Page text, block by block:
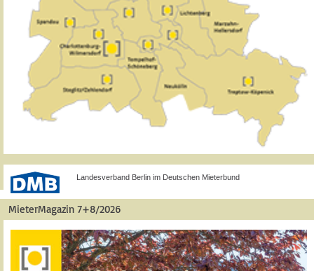
Landesverband Berlin im Deutschen Mieterbund
MieterMagazin 7+8/2026